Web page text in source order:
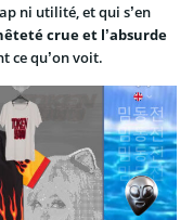
ni utilité, et qui s’en
crue et l’absurde
ce qu’on voit.